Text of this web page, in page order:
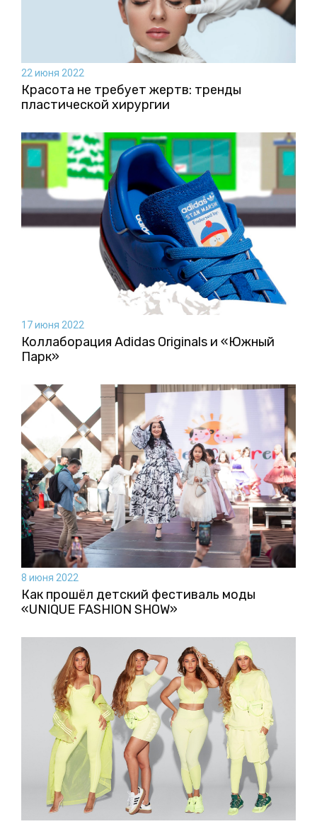
22 июня 2022
Красота не требует жертв: тренды
пластической хирургии
17 июня 2022
Коллаборация Аdidas Originals и «Южный
Парк»
8 июня 2022
Как прошёл детский фестиваль моды
«UNIQUE FASHION SHOW»